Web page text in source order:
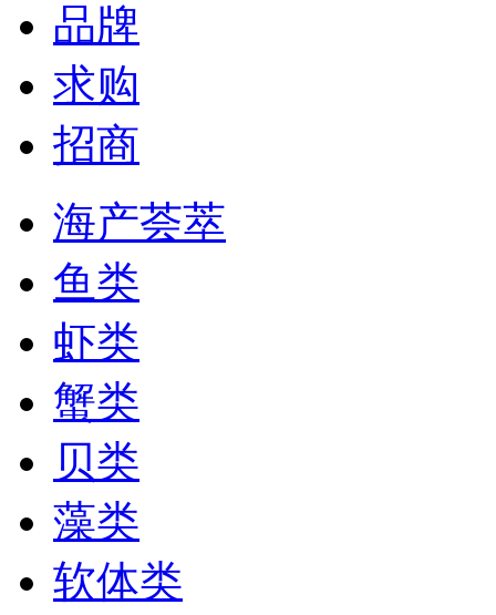
品牌
求购
招商
海产荟萃
鱼类
虾类
蟹类
贝类
藻类
软体类